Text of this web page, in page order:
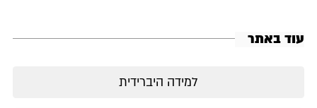
עוד באתר
למידה היברידית